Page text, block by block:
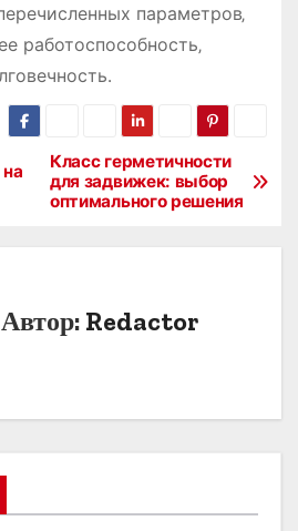
параметров‚
работоспособность‚
Класс герметичности
для задвижек: выбор
оптимального решения
Автор: Redactor